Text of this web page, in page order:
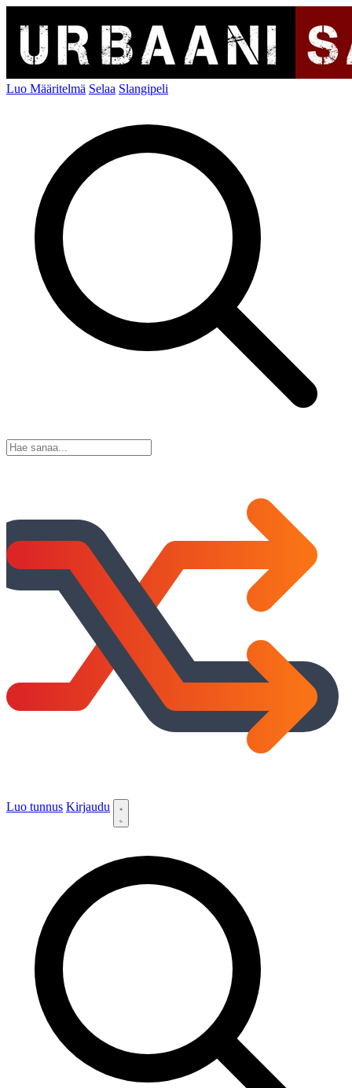
Luo Määritelmä Selaa Slangipeli
Luo tunnus Kirjaudu